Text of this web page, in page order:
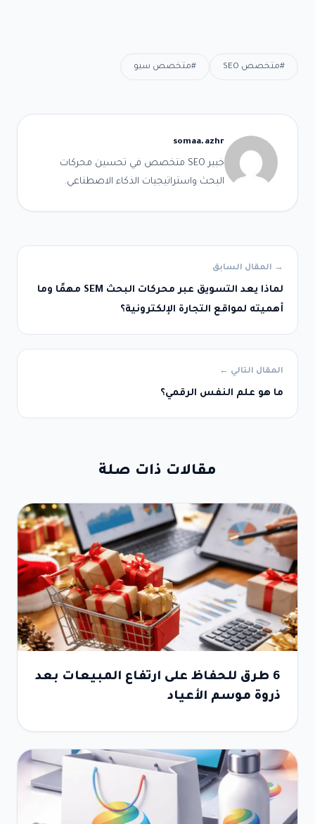
#متخصص SEO #متخصص سيو
somaa.azhr
خبير SEO متخصص في تحسين محركات
البحث واستراتيجيات الذكاء الاصطناعي.
→ المقال السابق
لماذا يعد التسويق عبر محركات البحث SEM مهمًا وما
أهميته لمواقع التجارة الإلكترونية؟
المقال التالي ←
ما هو علم النفس الرقمي؟
مقالات ذات صلة
6 طرق للحفاظ على ارتفاع المبيعات بعد
ذروة موسم الأعياد